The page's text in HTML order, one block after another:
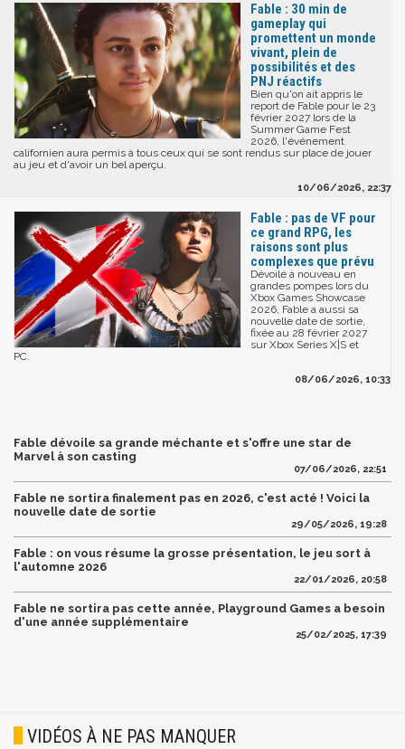
Fable : 30 min de
gameplay qui
promettent un monde
vivant, plein de
possibilités et des
PNJ réactifs
Bien qu'on ait appris le
report de Fable pour le 23
février 2027 lors de la
Summer Game Fest
2026, l'événement
californien aura permis à tous ceux qui se sont rendus sur place de jouer
au jeu et d'avoir un bel aperçu.
10/06/2026, 22:37
Fable : pas de VF pour
ce grand RPG, les
raisons sont plus
complexes que prévu
Dévoilé à nouveau en
grandes pompes lors du
Xbox Games Showcase
2026, Fable a aussi sa
nouvelle date de sortie,
fixée au 28 février 2027
sur Xbox Series X|S et
PC.
08/06/2026, 10:33
Fable dévoile sa grande méchante et s'offre une star de
Marvel à son casting
07/06/2026, 22:51
Fable ne sortira finalement pas en 2026, c'est acté ! Voici la
nouvelle date de sortie
29/05/2026, 19:28
Fable : on vous résume la grosse présentation, le jeu sort à
l'automne 2026
22/01/2026, 20:58
Fable ne sortira pas cette année, Playground Games a besoin
d'une année supplémentaire
25/02/2025, 17:39
VIDÉOS À NE PAS MANQUER